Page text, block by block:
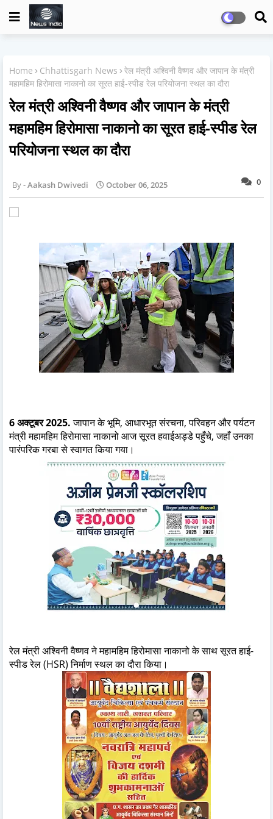
Home Chhattisgarh News
रेल मंत्री अश्विनी वैष्णव और जापान के मंत्री
महामहिम हिरोमासा नाकानो का सूरत हाई-स्पीड रेल परियोजना स्थल का दौरा
रेल मंत्री अश्विनी वैष्णव और जापान के मंत्री
महामहिम हिरोमासा नाकानो का सूरत हाई-स्पीड रेल
परियोजना स्थल का दौरा
0
Aakash Dwivedi October 06, 2025
6 अक्टूबर 2025.जापान के भूमि, आधारभूत संरचना, परिवहन और पर्यटन
मंत्री महामहिम हिरोमासा नाकानो आज सूरत हवाईअड्डे पहुँचे, जहाँ उनका
पारंपरिक गरबा से स्वागत किया गया।
रेल मंत्री अश्विनी वैष्णव ने महामहिम हिरोमासा नाकानो के साथ सूरत हाई-
स्पीड रेल (HSR) निर्माण स्थल का दौरा किया।